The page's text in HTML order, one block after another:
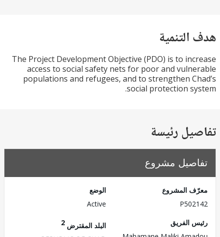
The Project Development Objective (PDO) is to
access to social safety nets for poor and
populations and refugees, and to strengthen
social protection
رئيسة
مشروع
المشروع
الفريق
البلد المقترض